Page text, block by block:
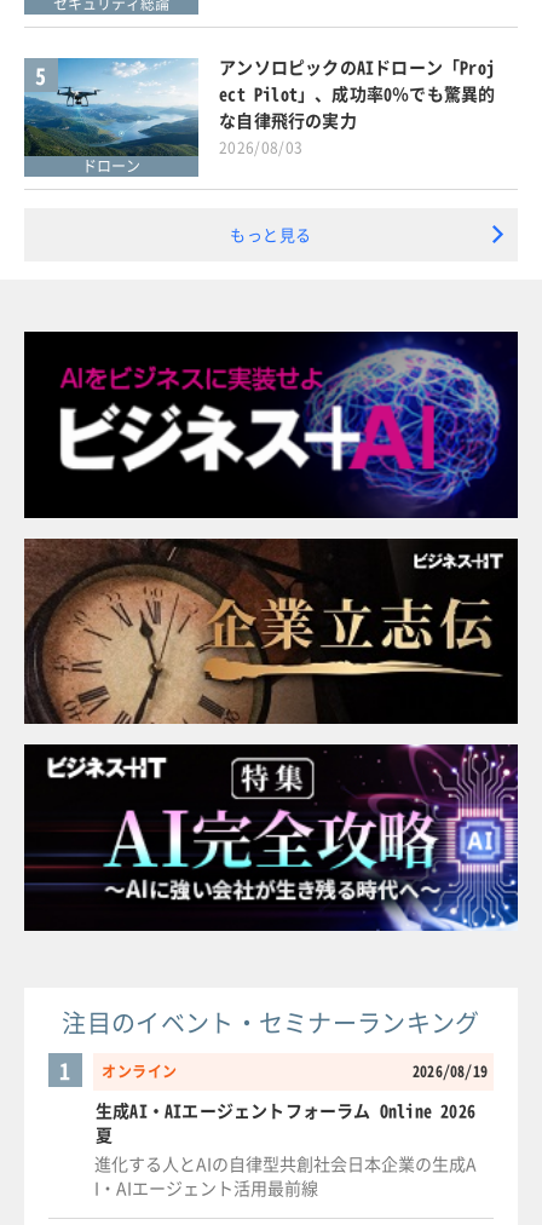
5
ドローン
アンソロピックのAIドローン「Proj
ect Pilot」、成功率0％でも驚異的
な自律飛行の実力
2026/08/03
もっと見る
注目のイベント・セミナーランキング
オンライン 2026/08/19
1
生成AI・AIエージェントフォーラム Online 2026
夏
進化する人とAIの自律型共創社会日本企業の生成A
I・AIエージェント活用最前線